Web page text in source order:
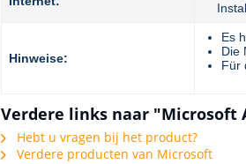
Hinweise:
Es
Die
Für
Verdere links naar "Microsoft
Hebt u vragen bij het product?
Verdere producten van Microsoft